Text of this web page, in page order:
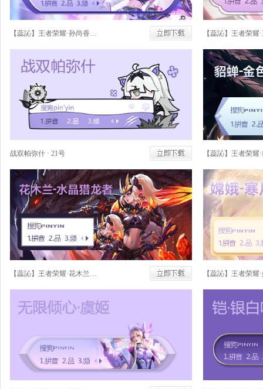
【蕊訫】王者荣耀·孙尚香·音你闪耀
战双帕弥什 · 21号
【蕊訫】王者荣耀·花木兰·水晶猎龙者